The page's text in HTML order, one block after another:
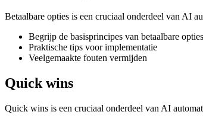
Betaalbare opties is een cruciaal onderdeel van AI
Begrijp de basisprincipes van betaalbare opties
Praktische tips voor implementatie
Veelgemaakte fouten vermijden
Quick wins
Quick wins is een cruciaal onderdeel van AI